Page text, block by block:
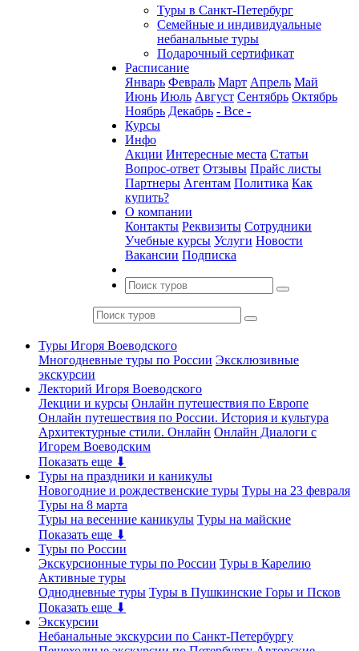
Туры в Санкт-Петербург
Семейные и индивидуальные
небанальные туры
Подарочный сертификат
Расписание
Январь Февраль Март Апрель Май
Июнь Июль Август Сентябрь Октябрь
Ноябрь Декабрь - Все -
Курсы
Инфо
Акции Интересные места Статьи
Вопрос-ответ Отзывы Прайс листы
Партнеры Агентам Политика Как
купить?
О компании
Контакты Реквизиты Сотрудники
Учебные курсы Услуги Новости
Вакансии Подписка
Туры Игоря Воеводского
Многодневные туры по России Эксклюзивные
экскурсии
Лекторий Игоря Воеводского
Лекции и курсы Онлайн путешествия по Европе
Онлайн путешествия по России. История и культура
Архитектурные стили. Онлайн Онлайн Диалоги с
Игорем Воеводским
Показать еще ⬇
Туры на праздники и каникулы
Новогодние и рождественские туры Туры на 23 февраля
Туры на 8 марта
Туры на весенние каникулы Туры на майские
Показать еще ⬇
Туры по России
Экскурсионные туры по России Туры в Карелию
Активные туры
Однодневные туры Туры в Пушкинские Горы и Псков
Показать еще ⬇
Экскурсии
Небанальные экскурсии по Санкт-Петербургу